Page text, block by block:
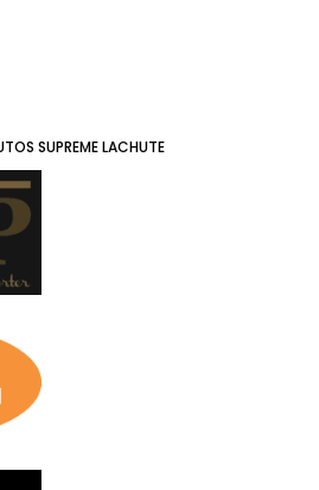
SUPREME LACHUTE